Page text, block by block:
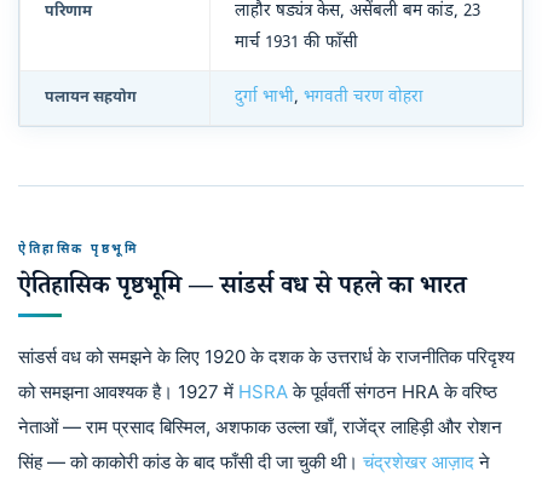
परिणाम
लाहौर षड्यंत्र केस, असेंबली बम कांड, 23
मार्च 1931 की फाँसी
पलायन सहयोग दुर्गा भाभी, भगवती चरण वोहरा
ऐतिहासिक पृष्ठभूमि
ऐतिहासिक पृष्ठभूमि — सांडर्स वध से पहले का भारत
सांडर्स वध को समझने के लिए 1920 के दशक के उत्तरार्ध के राजनीतिक परिदृश्य
को समझना आवश्यक है। 1927 में HSRAके पूर्ववर्ती संगठन HRA के वरिष्ठ
नेताओं — राम प्रसाद बिस्मिल, अशफाक उल्ला खाँ, राजेंद्र लाहिड़ी और रोशन
सिंह — को काकोरी कांड के बाद फाँसी दी जा चुकी थी।चंद्रशेखर आज़ादने